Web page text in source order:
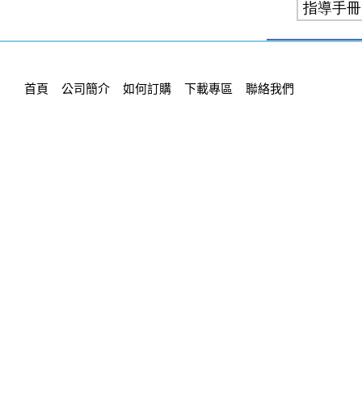
首頁 公司簡介 如何訂購 下載專區 聯絡我們